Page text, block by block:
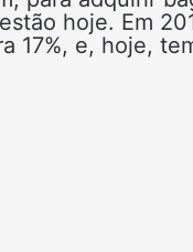
hoje. Em
17%, e, hoje,